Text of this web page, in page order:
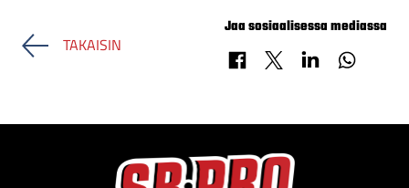
TAKAISIN
Jaa sosiaalisessa mediassa
Jaa FacebookissaJaa X-palvelussaJaa LinkedInissä